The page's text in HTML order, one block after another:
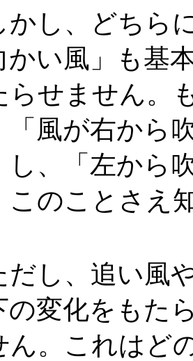
し、どちら
かい風」も基
らせません。
「風が右から
し、「左から
このことさえ
し、追い風
の変化をもた
ん。これはど